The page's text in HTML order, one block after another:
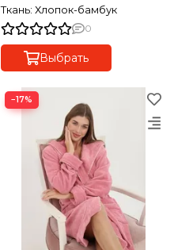
Ткань: Хлопок-бамбук
0
Выбрать
−17%